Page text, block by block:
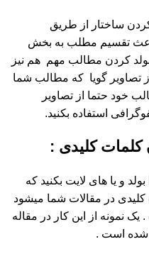
ساختار از طریق
تقسیم مطلب به بخش
کردن مطالب مهم هم نیز
از تصاویر گویا که مطالب شما
خود حتما از تصاویر
استفاده بکنید.
و یا های لایت بکنید که
در مقالات شما میشود
نمونه از این کار در مقاله
شده است .